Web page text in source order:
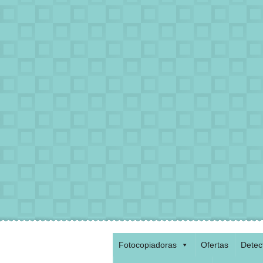
Fotocopiadoras Ofertas